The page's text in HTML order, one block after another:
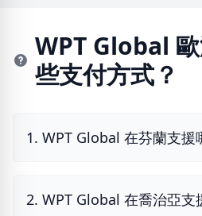
WPT Global
些支付方式？
1. WPT Global 在芬蘭支援
2. WPT Global 在喬治亞支